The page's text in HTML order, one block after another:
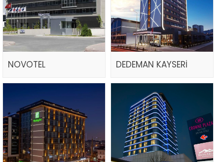
NOVOTEL DEDEMAN KAYSERİ